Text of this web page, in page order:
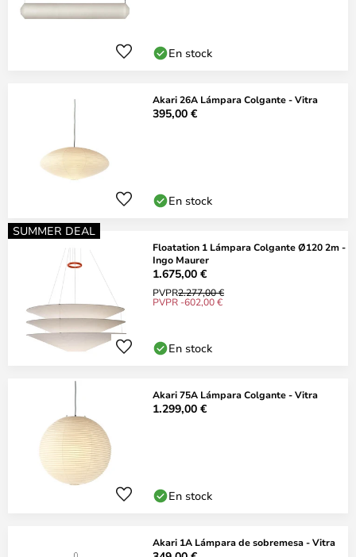
En stock
Akari 26A Lámpara Colgante - Vitra
395,00 €
En stock
SUMMER DEAL
Floatation 1 Lámpara Colgante Ø120 2m -
Ingo Maurer
1.675,00 €
PVPR2.277,00 €
PVPR -602,00 €
En stock
Akari 75A Lámpara Colgante - Vitra
1.299,00 €
En stock
Akari 1A Lámpara de sobremesa - Vitra